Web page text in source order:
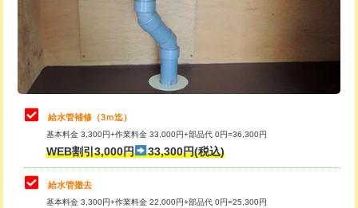
排水管工事（排水管工事/3ｍまで） 55,000円
排水管工事（追加 排水管工事/3ｍ超
マス交換（土の掘削・埋め戻し作業）
マス交換（深さ50㎝未満）
マス交換（深さ50㎝以上）
8,800円
止水・漏水調査・防水処理・清掃・修
理・調整・分解・加工など（軽作業）
11,000円
止水・漏水調査・防水処理・清掃・修
理・調整・分解・加工など（中作業）
止水・漏水調査・防水処理・清掃・修
理・調整・分解・加工など（重作業）
33,000円
その他部品の脱着
給水管補修（3ｍ迄）
基本料金 3,300円+作業料金 33,000円+部品代 0円=36,300円
WEB割引3,000円 33,300円(税込)
給水管撤去
基本料金 3,300円+作業料金 22,000円+部品代 0円=25,300円